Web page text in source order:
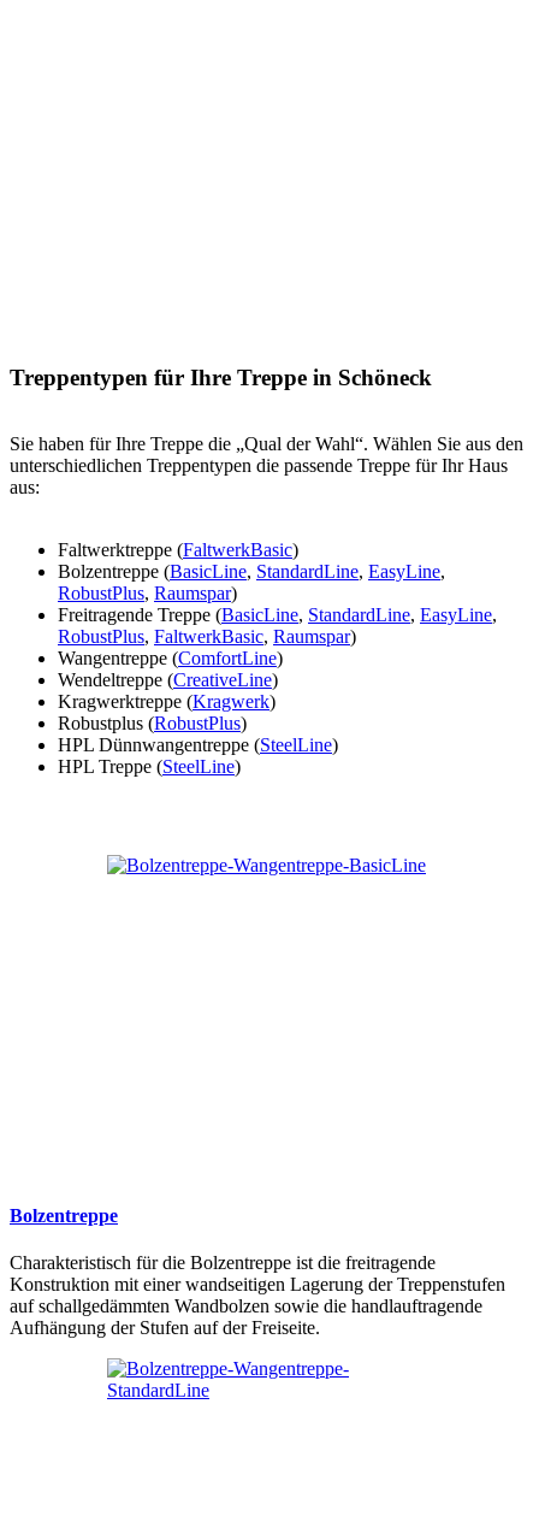
Treppentypen für Ihre Treppe in Schöneck
Sie haben für Ihre Treppe die „Qual der Wahl“. Wählen Sie aus den
unterschiedlichen Treppentypen die passende Treppe für Ihr Haus
aus:
Faltwerktreppe (FaltwerkBasic)
Bolzentreppe (BasicLine, StandardLine, EasyLine,
RobustPlus, Raumspar)
Freitragende Treppe (BasicLine, StandardLine, EasyLine,
RobustPlus, FaltwerkBasic, Raumspar)
Wangentreppe (ComfortLine)
Wendeltreppe (CreativeLine)
Kragwerktreppe (Kragwerk)
Robustplus (RobustPlus)
HPL Dünnwangentreppe (SteelLine)
HPL Treppe (SteelLine)
Bolzentreppe
Charakteristisch für die Bolzentreppe ist die freitragende
Konstruktion mit einer wandseitigen Lagerung der Treppenstufen
auf schallgedämmten Wandbolzen sowie die handlauftragende
Aufhängung der Stufen auf der Freiseite.